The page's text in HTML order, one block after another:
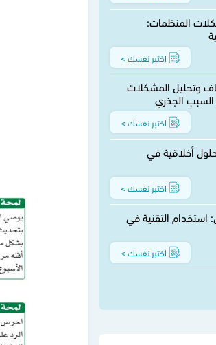
مشكلات المنظمات:
اختبر نفسك >
وتحليل المشكلات
السبب الجذري
اختبر نفسك >
حلول أخلاقية في
اختبر نفسك >
استخدام التقنية في
اختبر نفسك >